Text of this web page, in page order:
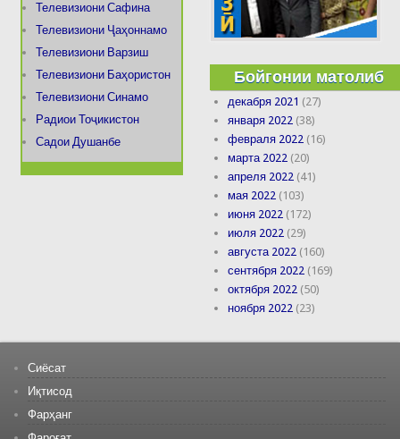
Телевизиони Сафина
Телевизиони Ҷаҳоннамо
Телевизиони Варзиш
Телевизиони Баҳористон
Телевизиони Синамо
Радиои Тоҷикистон
Садои Душанбе
Бойгонии матолиб
декабря 2021 (27)
января 2022 (38)
февраля 2022 (16)
марта 2022 (20)
апреля 2022 (41)
мая 2022 (103)
июня 2022 (172)
июля 2022 (29)
августа 2022 (160)
сентября 2022 (169)
октября 2022 (50)
ноября 2022 (23)
Сиёсат
Иқтисод
Фарҳанг